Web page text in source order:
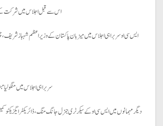
اس سے قبل اجلاس میں شرکت کے
ایس سی او سربراہی اجلاس میں میزبان پاکستان کے وزیراعظم شہباز
سربراہی اجلاس میں
دیگر مہمانوں میں ایس سی او کے سیکرٹری جنرل جانگ منگ، ڈائریکٹر